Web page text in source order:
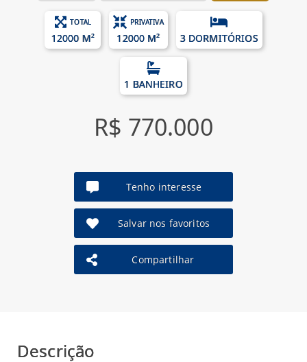
TOTAL
12000 M²
PRIVATIVA
12000 M² 3 DORMITÓRIOS
1 BANHEIRO
R$ 770.000
Tenho interesse
Salvar nos favoritos
Compartilhar
Descrição